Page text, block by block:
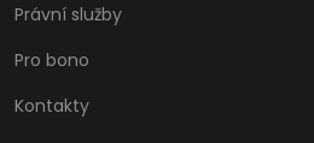
Právní služby
Pro bono
Kontakty